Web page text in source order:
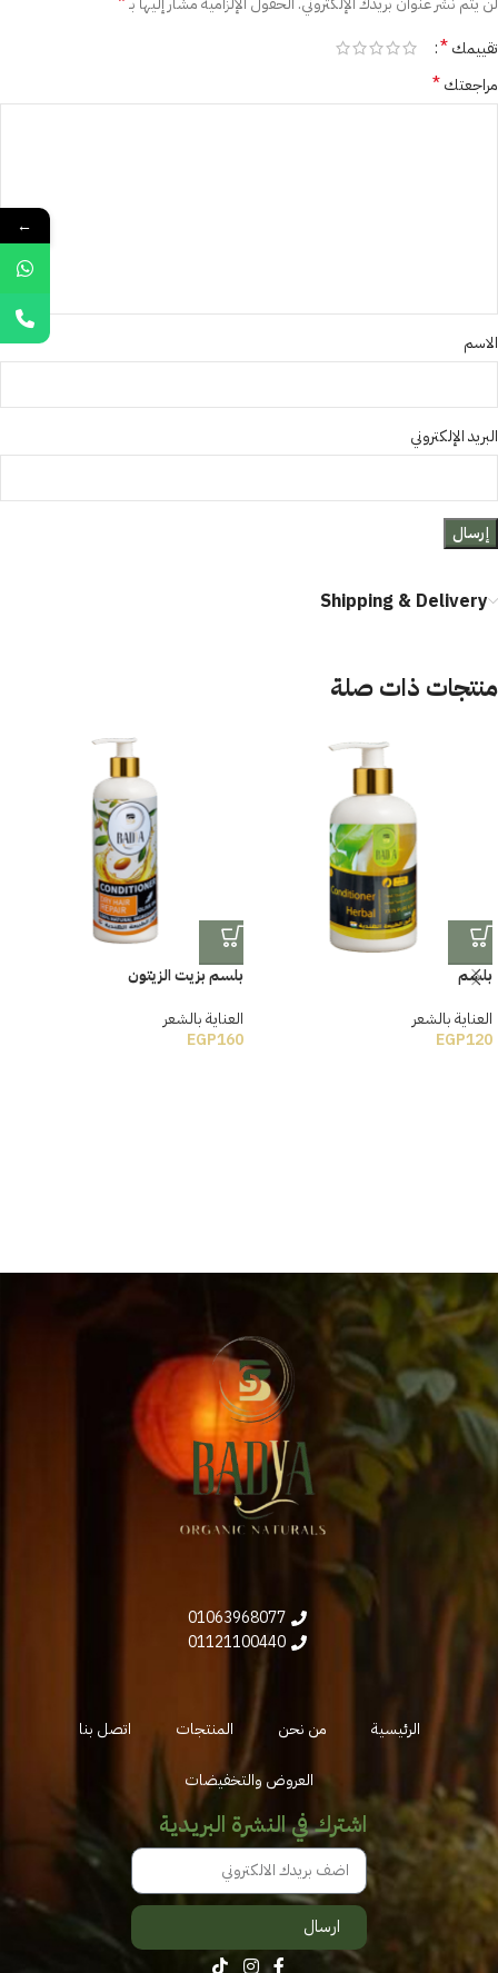
تقييمك*
مراجعتك*
الاسم
البريد الإلكتروني
Shipping & Delivery
منتجات ذات صلة
بلسم
العناية بالشعر
EGP120
بلسم بزيت الزيتون
العناية بالشعر
EGP160
01063968077
01121100440
الرئيسية من نحن المنتجات اتصل بنا
العروض والتخفيضات
اشترك في النشرة البريدية
ارسال
←